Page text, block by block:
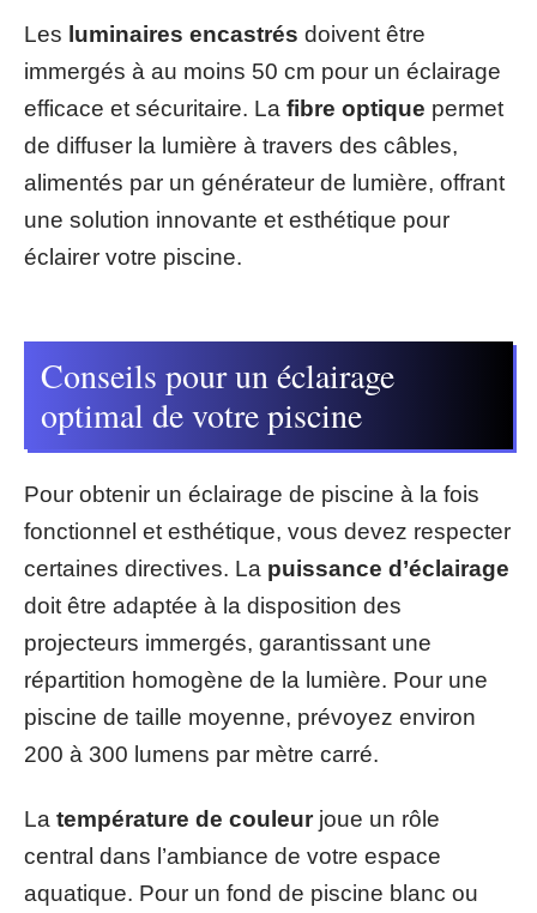
Les luminaires encastrés doivent être
immergés à au moins 50 cm pour un éclairage
efficace et sécuritaire. La fibre optique permet
de diffuser la lumière à travers des câbles,
alimentés par un générateur de lumière, offrant
une solution innovante et esthétique pour
éclairer votre piscine.
Conseils pour un éclairage
optimal de votre piscine
Pour obtenir un éclairage de piscine à la fois
fonctionnel et esthétique, vous devez respecter
certaines directives. La puissance d’éclairage
doit être adaptée à la disposition des
projecteurs immergés, garantissant une
répartition homogène de la lumière. Pour une
piscine de taille moyenne, prévoyez environ
200 à 300 lumens par mètre carré.
La température de couleurjoue un rôle
central dans l’ambiance de votre espace
aquatique. Pour un fond de piscine blanc ou